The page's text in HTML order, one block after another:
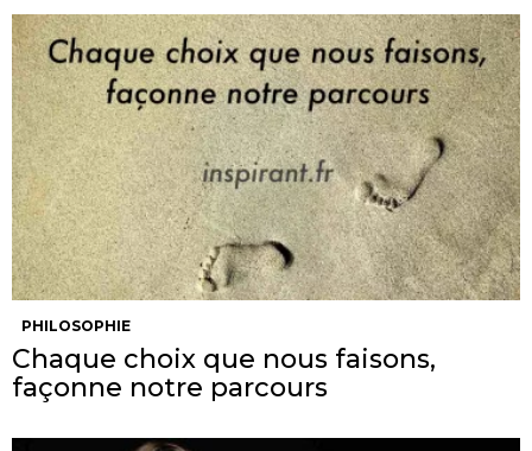
PHILOSOPHIE
Chaque choix que nous faisons,
façonne notre parcours